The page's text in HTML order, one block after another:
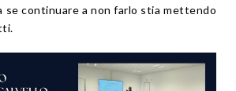
se continuare a non farlo stia mettendo